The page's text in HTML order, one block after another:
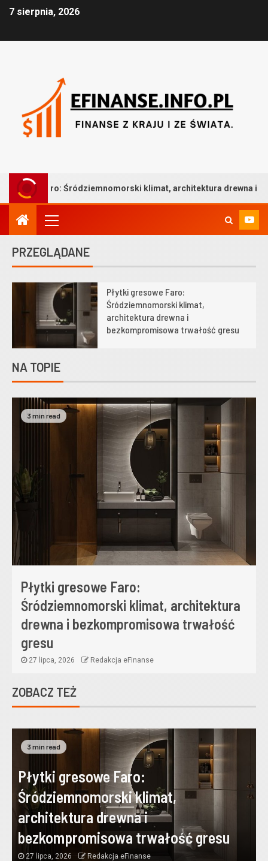
7 sierpnia, 2026
klimat, architektura drewna i bezkompromisowa
PRZEGLĄDANE
Płytki gresowe Faro:
Śródziemnomorski klimat,
architektura drewna i
bezkompromisowa trwałość gresu
NA TOPIE
3 min read
Płytki gresowe Faro:
Śródziemnomorski klimat, architektura
drewna i bezkompromisowa trwałość
gresu
27 lipca, 2026 Redakcja eFinanse
ZOBACZ TEŻ
3 min read
Płytki gresowe Faro:
Śródziemnomorski klimat,
architektura drewna i
bezkompromisowa trwałość gresu
27 lipca, 2026 Redakcja eFinanse